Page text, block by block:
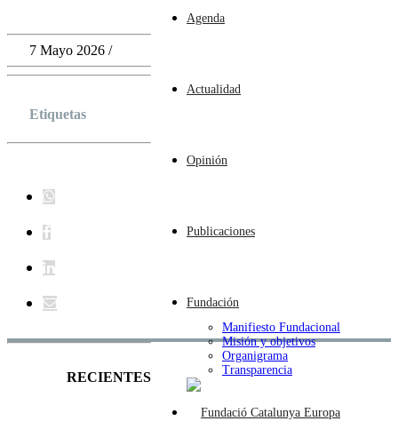
Agenda
Actualidad
Opinión
Publicaciones
Fundación
Manifiesto Fundacional
Misión y objetivos
Organigrama
Transparencia
7 Mayo 2026 /
Etiquetas
RECIENTES